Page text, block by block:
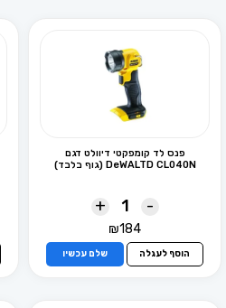
פנס לד קומפקטי דיוולט דגם
DeWALTD CL040N (גוף בלבד)
-
+
₪184
הוסף לעגלה שלם עכשיו